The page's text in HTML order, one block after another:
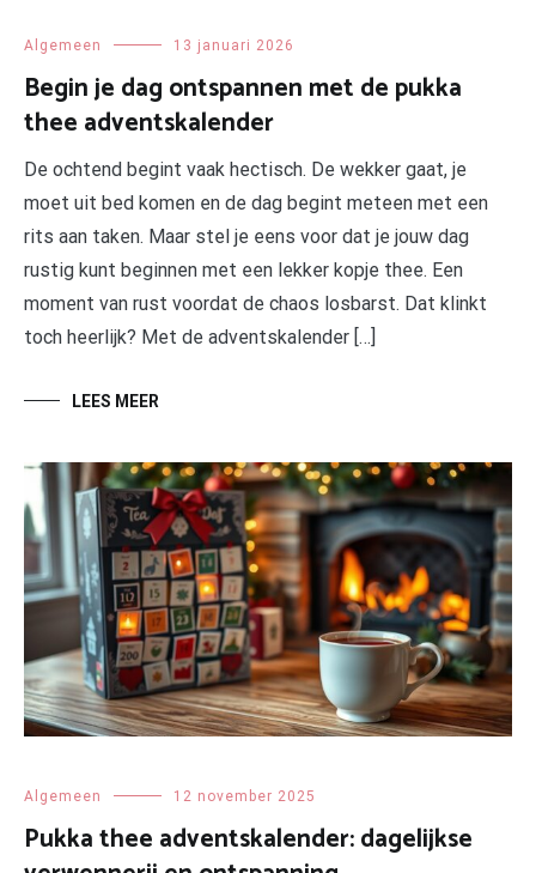
Algemeen 13 januari 2026
Begin je dag ontspannen met de pukka
thee adventskalender
De ochtend begint vaak hectisch. De wekker gaat, je
moet uit bed komen en de dag begint meteen met een
rits aan taken. Maar stel je eens voor dat je jouw dag
rustig kunt beginnen met een lekker kopje thee. Een
moment van rust voordat de chaos losbarst. Dat klinkt
toch heerlijk? Met de adventskalender […]
LEES MEER
Algemeen 12 november 2025
Pukka thee adventskalender: dagelijkse